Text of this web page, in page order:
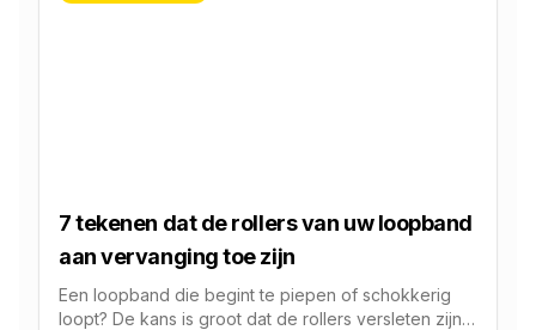
7 tekenen dat de rollers van uw loopband
aan vervanging toe zijn
Een loopband die begint te piepen of schokkerig
loopt? De kans is groot dat de rollers versleten zijn.